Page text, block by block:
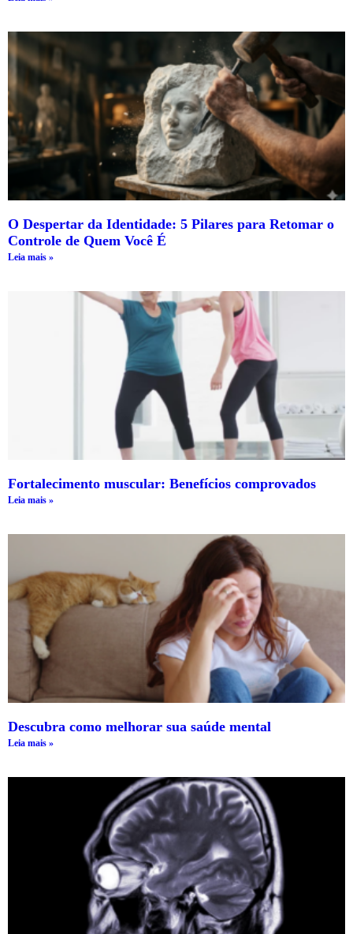
O Despertar da Identidade: 5 Pilares para Retomar o
Controle de Quem Você É
Leia mais »
Fortalecimento muscular: Benefícios comprovados
Leia mais »
Descubra como melhorar sua saúde mental
Leia mais »